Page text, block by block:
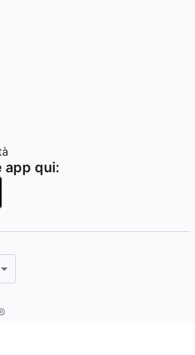
app qui: